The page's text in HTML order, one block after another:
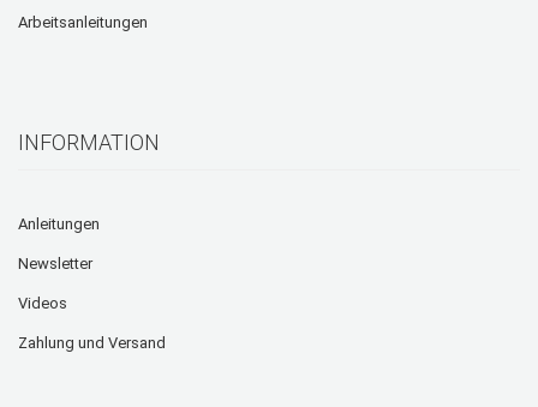
Arbeitsanleitungen
INFORMATION
Anleitungen
Newsletter
Videos
Zahlung und Versand